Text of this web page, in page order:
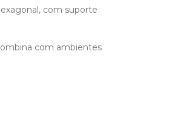
com suporte
com ambientes